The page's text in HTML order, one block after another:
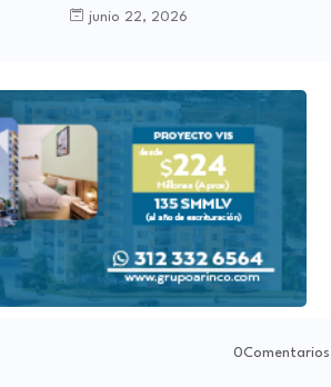
junio 22, 2026
0Comentarios